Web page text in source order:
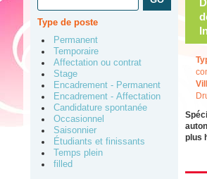
Type de poste
Permanent
Temporaire
Affectation ou contrat
Stage
Encadrement - Permanent
Encadrement - Affectation
Candidature spontanée
Occasionnel
Saisonnier
Étudiants et finissants
Temps plein
filled
plus